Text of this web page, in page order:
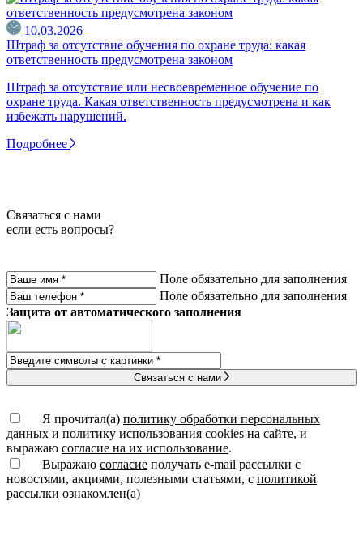
10.03.2026
Штраф за отсутствие обучения по охране труда: какая
ответственность предусмотрена законом
Штраф за отсутствие или несвоевременное обучение по
охране труда. Какая ответственность предусмотрена и как
избежать нарушений.
Подробнее
Связаться с нами
если есть вопросы?
Поле обязательно для заполнения
Поле обязательно для заполнения
Защита от автоматического заполнения
Связаться с нами
Я прочитал(а) политику обработки персональных
данных и политику использования cookies на сайте, и
выражаю согласие на их использование.
Выражаю согласие получать e-mail рассылки с
новостями, акциями, полезными статьями, с политикой
рассылки ознакомлен(а)